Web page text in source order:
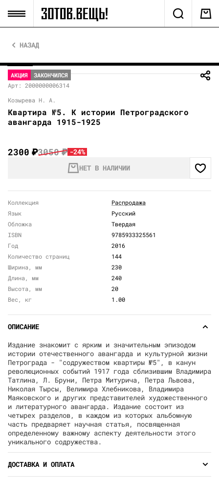
НАЗАД
АКЦИЯ
ЗАКОНЧИЛСЯ
Арт: 2000000006314
Козырева Н. А.
Квартира №5. К истории Петроградского
авангарда 1915-1925
2300₽3050₽ -24%
НЕТ В НАЛИЧИИ
Коллекция
Распродажа
Язык
Русский
Обложка
Твердая
ISBN
9785933325561
Год
2016
Количество страниц
144
Ширина, мм
230
Длина, мм
240
Высота, мм
20
Вес, кг
1.00
ОПИСАНИЕ
Издание знакомит с ярким и значительным эпизодом
истории отечественного авангарда и культурной жизни
Петрограда - "содружеством квартиры №5", в канун
революционных событий 1917 года сблизившим Владимира
Татлина, Л. Бруни, Петра Митурича, Петра Львова,
Николая Тырсы, Велимира Хлебникова, Владимира
Маяковского и других представителей художественного
и литературного авангарда. Издание состоит из
четырех разделов, в каждом из которых альбомную
часть предваряет научная статья, посвященная
определенному важному аспекту деятельности этого
уникального содружества.
ДОСТАВКА И ОПЛАТА